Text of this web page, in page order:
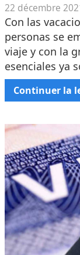
22 décembre
Con las
personas se
viaje y con la
esenciales ya
Continuer la